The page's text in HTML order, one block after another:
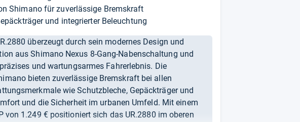
Shimano für zuverlässige Bremskraft
und integrierter Beleuchtung
überzeugt durch sein modernes Design und
aus Shimano Nexus 8-Gang-Nabenschaltung und
und wartungsarmes Fahrerlebnis. Die
bieten zuverlässige Bremskraft bei allen
wie Schutzbleche, Gepäckträger und
und die Sicherheit im urbanen Umfeld. Mit einem
von 1.249 € positioniert sich das UR.2880 im oberen